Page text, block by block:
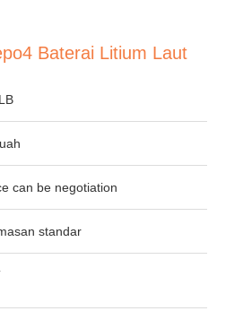
Baterai Litium Laut
can be negotiation
standar